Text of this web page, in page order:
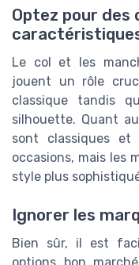
Optez pour des
Le col et les
jouent un rôle
classique tandis
silhouette. Quant
sont classiques et
occasions, mais les
style plus
Ignorer les
Bien sûr, il est